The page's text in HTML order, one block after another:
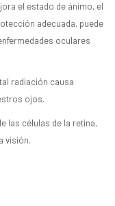
el estado de ánimo, el
adecuada, puede
oculares
radiación causa
ojos.
las células de la retina,
visión.